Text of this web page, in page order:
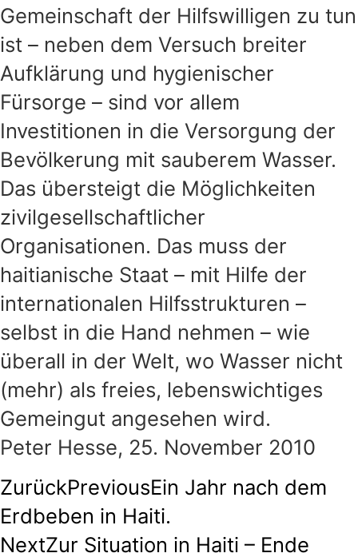
Gemeinschaft der Hilfswilligen zu tun
ist – neben dem Versuch breiter
Aufklärung und hygienischer
Fürsorge – sind vor allem
Investitionen in die Versorgung der
Bevölkerung mit sauberem Wasser.
Das übersteigt die Möglichkeiten
zivilgesellschaftlicher
Organisationen. Das muss der
haitianische Staat – mit Hilfe der
internationalen Hilfsstrukturen –
selbst in die Hand nehmen – wie
überall in der Welt, wo Wasser nicht
(mehr) als freies, lebenswichtiges
Gemeingut angesehen wird.
Peter Hesse, 25. November 2010
ZurückPreviousEin Jahr nach dem
Erdbeben in Haiti.
NextZur Situation in Haiti – Ende